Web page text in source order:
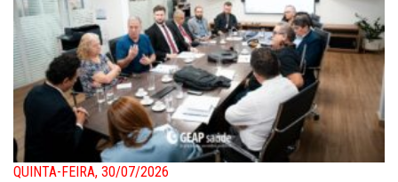
QUINTA-FEIRA, 30/07/2026